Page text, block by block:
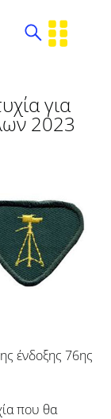
για
2023
ένδοξης 76ης
που θα